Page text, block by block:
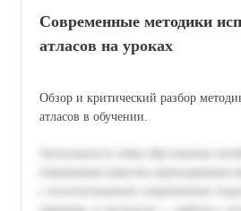
Современные методики
атласов на уроках
Обзор и критический разбор
атласов в обучении.